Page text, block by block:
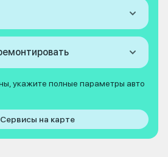
укажите полные параметры авто
Сервисы на карте